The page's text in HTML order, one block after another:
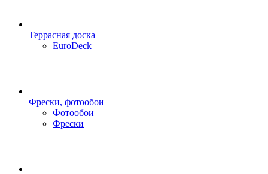
Террасная доска
EuroDeck
Фрески, фотообои
Фотообои
Фрески